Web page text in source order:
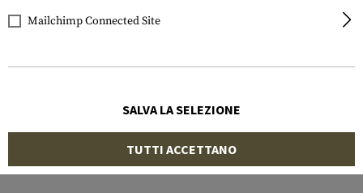
Mailchimp Connected Site
SALVA LA SELEZIONE
TUTTI ACCETTANO